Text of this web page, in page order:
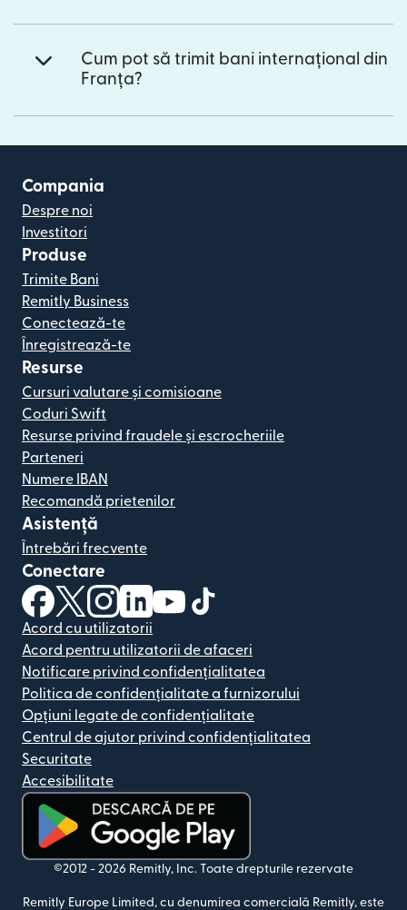
Cum pot să trimit bani internațional din
Franța?
Compania
Despre noi
Investitori
Produse
Trimite Bani
Remitly Business
Conectează-te
Înregistrează-te
Resurse
Cursuri valutare și comisioane
Coduri Swift
Resurse privind fraudele și escrocheriile
Parteneri
Numere IBAN
Recomandă prietenilor
Asistență
Întrebări frecvente
Conectare
(se deschide într-o fereastră nouă)
(se deschide într-o fereastră nouă)
(se deschide într-o fereastră nouă)
(se deschide într-o fereastră nouă)
(se deschide într-o fereastră
Acord cu utilizatorii
Acord pentru utilizatorii de afaceri
Notificare privind confidențialitatea
Politica de confidențialitate a furnizorului
Opțiuni legate de confidențialitate
Centrul de ajutor privind confidențialitatea
Securitate
Accesibilitate
(se deschide într-o fereastră nouă)
©2012 - 2026 Remitly, Inc. Toate drepturile rezervate
Remitly Europe Limited, cu denumirea comercială Remitly, este